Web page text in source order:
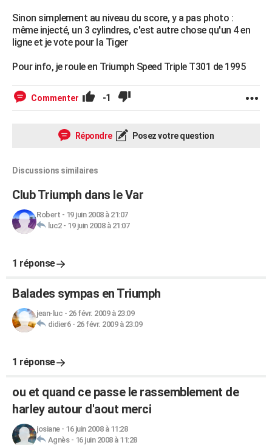
Sinon simplement au niveau du score, y a pas photo :
même injecté, un 3 cylindres, c'est autre chose qu'un 4 en
ligne et je vote pour la Tiger
Pour info, je roule en Triumph Speed Triple T301 de 1995
Commenter -1
Répondre Posez votre question
Discussions similaires
Club Triumph dans le Var
Robert - 19 juin 2008 à 21:07
luc2- 19 juin 2008 à 21:07
1 réponse
Balades sympas en Triumph
jean-luc - 26 févr. 2009 à 23:09
didier6- 26 févr. 2009 à 23:09
1 réponse
ou et quand ce passe le rassemblement de
harley autour d'aout merci
josiane- 16 juin 2008 à 11:28
Agnès- 16 juin 2008 à 11:28